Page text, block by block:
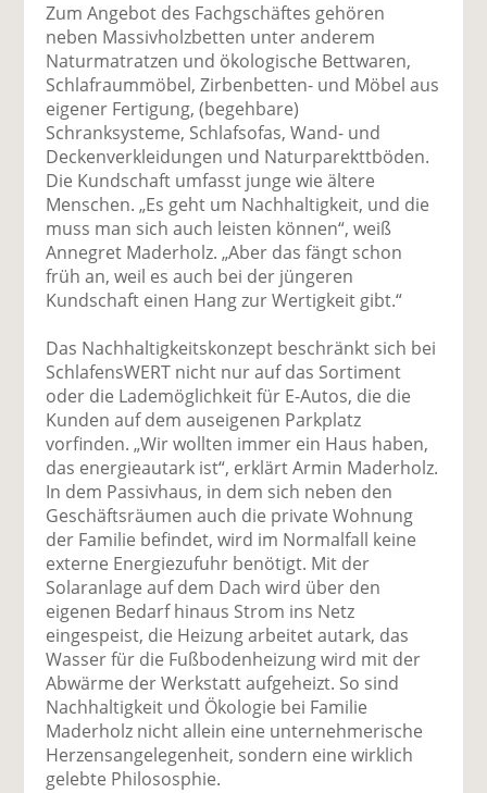
Zum Angebot des Fachgschäftes gehören
neben Massivholzbetten unter anderem
Naturmatratzen und ökologische Bettwaren,
Schlafraummöbel, Zirbenbetten- und Möbel aus
eigener Fertigung, (begehbare)
Schranksysteme, Schlafsofas, Wand- und
Deckenverkleidungen und Naturparekttböden.
Die Kundschaft umfasst junge wie ältere
Menschen. „Es geht um Nachhaltigkeit, und die
muss man sich auch leisten können“, weiß
Annegret Maderholz. „Aber das fängt schon
früh an, weil es auch bei der jüngeren
Kundschaft einen Hang zur Wertigkeit gibt.“
Das Nachhaltigkeitskonzept beschränkt sich bei
SchlafensWERT nicht nur auf das Sortiment
oder die Lademöglichkeit für E-Autos, die die
Kunden auf dem auseigenen Parkplatz
vorfinden. „Wir wollten immer ein Haus haben,
das energieautark ist“, erklärt Armin Maderholz.
In dem Passivhaus, in dem sich neben den
Geschäftsräumen auch die private Wohnung
der Familie befindet, wird im Normalfall keine
externe Energiezufuhr benötigt. Mit der
Solaranlage auf dem Dach wird über den
eigenen Bedarf hinaus Strom ins Netz
eingespeist, die Heizung arbeitet autark, das
Wasser für die Fußbodenheizung wird mit der
Abwärme der Werkstatt aufgeheizt. So sind
Nachhaltigkeit und Ökologie bei Familie
Maderholz nicht allein eine unternehmerische
Herzensangelegenheit, sondern eine wirklich
gelebte Philososphie.